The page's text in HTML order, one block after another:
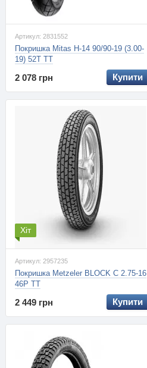
Артикул: 2831552
Покришка Mitas H-14 90/90-19 (3.00-
19) 52T TT
2 078 грн Купити
Хіт
Артикул: 2957235
Покришка Metzeler BLOCK C 2.75-16
46P TT
2 449 грн Купити